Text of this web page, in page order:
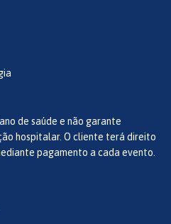
de saúde e não garante
hospitalar. O cliente terá direito
pagamento a cada evento.